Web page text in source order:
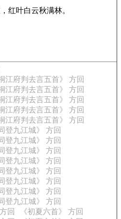
红叶白云秋满林。
江府判去言五首》 方回
江府判去言五首》 方回
江府判去言五首》 方回
江府判去言五首》 方回
江府判去言五首》 方回
登九江城》 方回
登九江城》 方回
登九江城》 方回
登九江城》 方回
登九江城》 方回
登九江城》 方回
登九江城》 方回
登九江城》 方回
回
《初夏六首》 方回